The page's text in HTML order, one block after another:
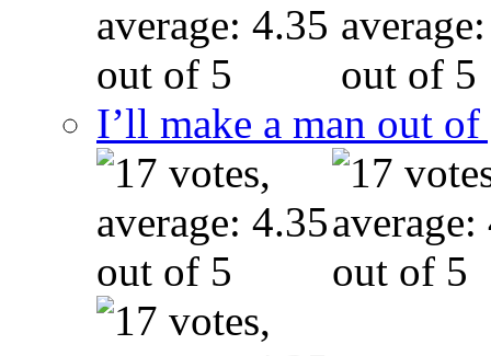
I’ll make a man out